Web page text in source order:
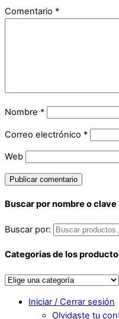
Comentario *
Nombre *
Correo electrónico *
Web
Buscar por nombre o clave
Buscar por:
Categorias de los
Iniciar / Cerrar sesión
Olvidaste tu